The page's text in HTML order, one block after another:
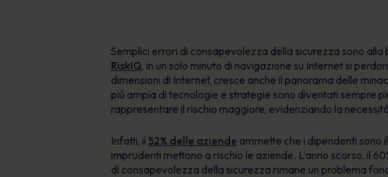
Semplici errori di consapevolezza della sicurezza sono
RiskIQ, in un solo minuto di navigazione su Internet si
dimensioni di Internet, cresce anche il panorama delle
più ampia di tecnologie e strategie sono diventati sempre
rappresentare il rischio maggiore, evidenziando la
Infatti, il 52% delle aziende ammette che i dipendenti sono
imprudenti mettono a rischio le aziende. L’anno scorso, il
di consapevolezza della sicurezza rimane un problema